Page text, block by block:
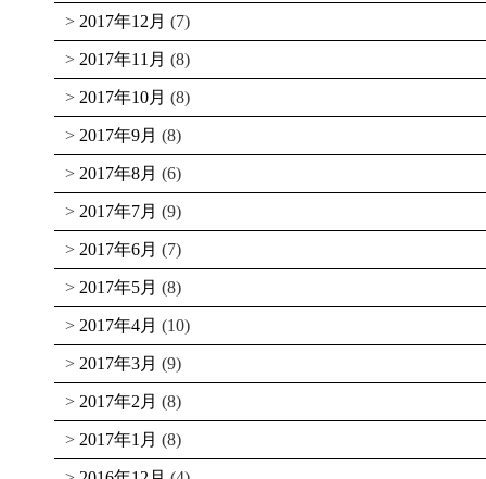
2017年12月 (7)
2017年11月 (8)
2017年10月 (8)
2017年9月 (8)
2017年8月 (6)
2017年7月 (9)
2017年6月 (7)
2017年5月 (8)
2017年4月 (10)
2017年3月 (9)
2017年2月 (8)
2017年1月 (8)